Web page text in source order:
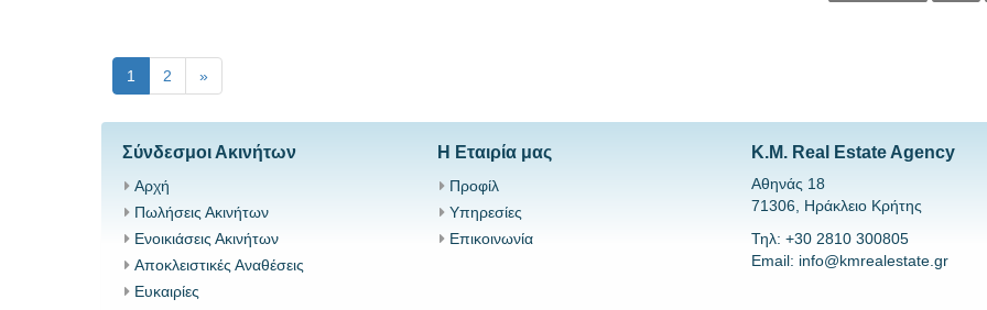
1 2 »
Σύνδεσμοι Ακινήτων
Αρχή
Πωλήσεις Ακινήτων
Ενοικιάσεις Ακινήτων
Αποκλειστικές Αναθέσεις
Ευκαιρίες
Η Εταιρία μας
Προφίλ
Υπηρεσίες
Επικοινωνία
K.M. Real Estate Agency
Αθηνάς 18
71306, Ηράκλειο Κρήτης
Τηλ: +30 2810 300805
Email: info@kmrealestate.gr